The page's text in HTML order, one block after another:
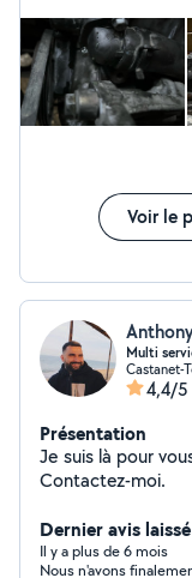
Voir le
Multi
Castanet-
4,4/5
Présentation
Je suis là pour
Contactez-moi.
Dernier avis
Il y a plus de 6 mois
Nous n'avons